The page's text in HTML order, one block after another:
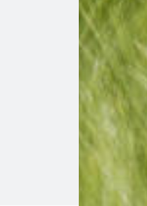
Защо комарите хапят
повече от други?
в „сладката кръв“